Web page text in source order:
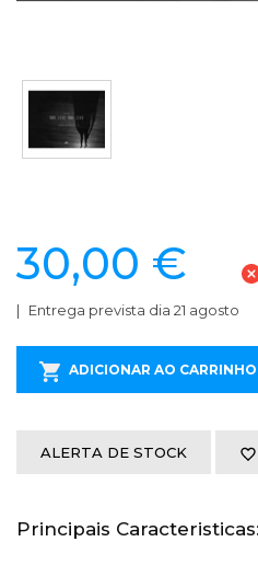
30,00 €
Entrega prevista dia 21 agosto
ADICIONAR AO CARRINHO
ALERTA DE STOCK
Principais Caracteristicas: